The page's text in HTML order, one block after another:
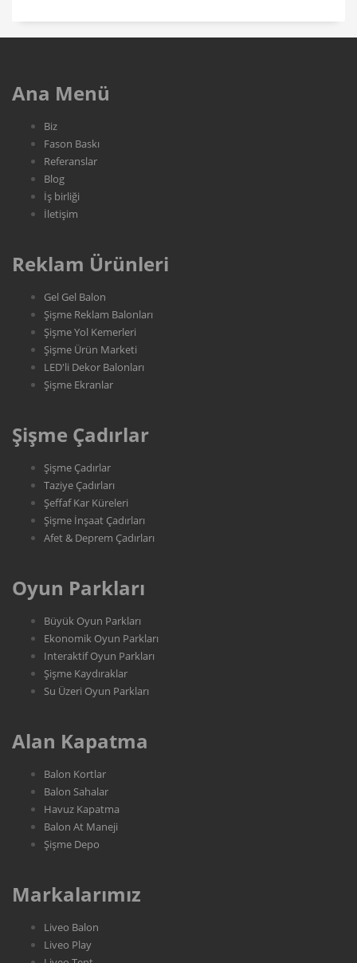
Ana Menü
Biz
Fason Baskı
Referanslar
Blog
İş birliği
İletişim
Reklam Ürünleri
Gel Gel Balon
Şişme Reklam Balonları
Şişme Yol Kemerleri
Şişme Ürün Marketi
LED'li Dekor Balonları
Şişme Ekranlar
Şişme Çadırlar
Şişme Çadırlar
Taziye Çadırları
Şeffaf Kar Küreleri
Şişme İnşaat Çadırları
Afet & Deprem Çadırları
Oyun Parkları
Büyük Oyun Parkları
Ekonomik Oyun Parkları
Interaktif Oyun Parkları
Şişme Kaydıraklar
Su Üzeri Oyun Parkları
Alan Kapatma
Balon Kortlar
Balon Sahalar
Havuz Kapatma
Balon At Maneji
Şişme Depo
Markalarımız
Liveo Balon
Liveo Play